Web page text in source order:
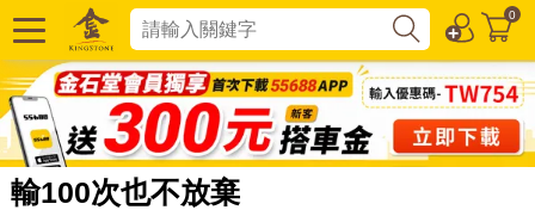
0
輸100次也不放棄